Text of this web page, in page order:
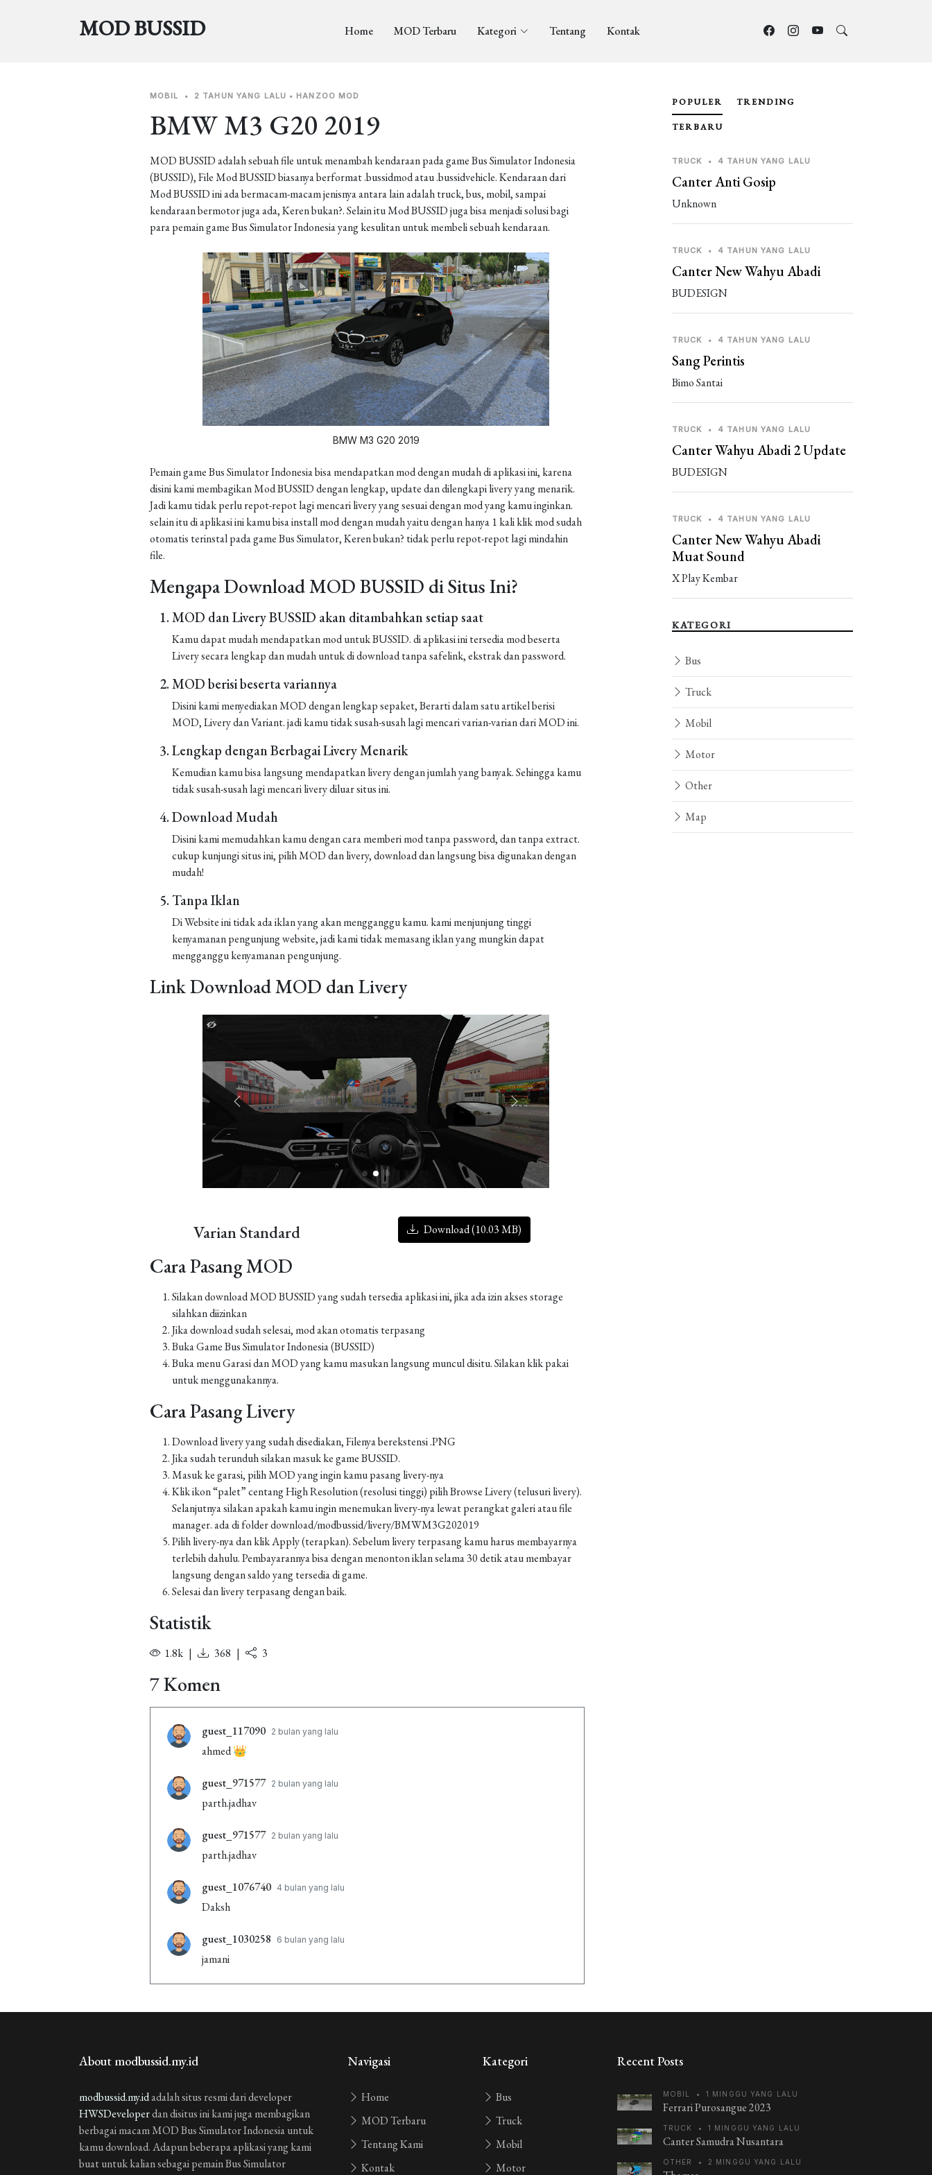
MOD BUSSID Home MOD Terbaru Kategori Tentang Kontak
MOBIL • 2 TAHUN YANG LALU • HANZOO MOD
BMW M3 G20 2019
MOD BUSSID adalah sebuah file untuk menambah kendaraan pada game Bus Simulator Indonesia
(BUSSID), File Mod BUSSID biasanya berformat .bussidmod atau .bussidvehicle. Kendaraan dari
Mod BUSSID ini ada bermacam-macam jenisnya antara lain adalah truck, bus, mobil, sampai
kendaraan bermotor juga ada, Keren bukan?. Selain itu Mod BUSSID juga bisa menjadi solusi bagi
para pemain game Bus Simulator Indonesia yang kesulitan untuk membeli sebuah kendaraan.
BMW M3 G20 2019
Pemain game Bus Simulator Indonesia bisa mendapatkan mod dengan mudah di aplikasi ini, karena
disini kami membagikan Mod BUSSID dengan lengkap, update dan dilengkapi livery yang menarik.
Jadi kamu tidak perlu repot-repot lagi mencari livery yang sesuai dengan mod yang kamu inginkan.
selain itu di aplikasi ini kamu bisa install mod dengan mudah yaitu dengan hanya 1 kali klik mod sudah
otomatis terinstal pada game Bus Simulator, Keren bukan? tidak perlu repot-repot lagi mindahin
file.
Mengapa Download MOD BUSSID di Situs Ini?
MOD dan Livery BUSSID akan ditambahkan setiap saat
Kamu dapat mudah mendapatkan mod untuk BUSSID. di aplikasi ini tersedia mod beserta
Livery secara lengkap dan mudah untuk di download tanpa safelink, ekstrak dan password.
MOD berisi beserta variannya
Disini kami menyediakan MOD dengan lengkap sepaket, Berarti dalam satu artikel berisi
MOD, Livery dan Variant. jadi kamu tidak susah-susah lagi mencari varian-varian dari MOD ini.
Lengkap dengan Berbagai Livery Menarik
Kemudian kamu bisa langsung mendapatkan livery dengan jumlah yang banyak. Sehingga kamu
tidak susah-susah lagi mencari livery diluar situs ini.
Download Mudah
Disini kami memudahkan kamu dengan cara memberi mod tanpa password, dan tanpa extract.
cukup kunjungi situs ini, pilih MOD dan livery, download dan langsung bisa digunakan dengan
mudah!
Tanpa Iklan
Di Website ini tidak ada iklan yang akan mengganggu kamu. kami menjunjung tinggi
kenyamanan pengunjung website, jadi kami tidak memasang iklan yang mungkin dapat
mengganggu kenyamanan pengunjung.
Link Download MOD dan Livery
Varian Standard Download (10.03 MB)
Cara Pasang MOD
Silakan download MOD BUSSID yang sudah tersedia aplikasi ini, jika ada izin akses storage
silahkan diizinkan
Jika download sudah selesai, mod akan otomatis terpasang
Buka Game Bus Simulator Indonesia (BUSSID)
Buka menu Garasi dan MOD yang kamu masukan langsung muncul disitu. Silakan klik pakai
untuk menggunakannya.
Cara Pasang Livery
Download livery yang sudah disediakan, Filenya berekstensi .PNG
Jika sudah terunduh silakan masuk ke game BUSSID.
Masuk ke garasi, pilih MOD yang ingin kamu pasang livery-nya
Klik ikon “palet” centang High Resolution (resolusi tinggi) pilih Browse Livery (telusuri livery).
Selanjutnya silakan apakah kamu ingin menemukan livery-nya lewat perangkat galeri atau file
manager. ada di folder download/modbussid/livery/BMWM3G202019
Pilih livery-nya dan klik Apply (terapkan). Sebelum livery terpasang kamu harus membayarnya
terlebih dahulu. Pembayarannya bisa dengan menonton iklan selama 30 detik atau membayar
langsung dengan saldo yang tersedia di game.
Selesai dan livery terpasang dengan baik.
Statistik
1.8k | 368 | 3
7 Komen
guest_117090 2 bulan yang lalu
ahmed 👑
guest_971577 2 bulan yang lalu
parth.jadhav
guest_971577 2 bulan yang lalu
parth.jadhav
guest_1076740 4 bulan yang lalu
Daksh
guest_1030258 6 bulan yang lalu
jamani
jamani
POPULER TRENDING
TERBARU
TRUCK • 4 TAHUN YANG LALU
Canter Anti Gosip
Unknown
TRUCK • 4 TAHUN YANG LALU
Canter New Wahyu Abadi
BUDESIGN
TRUCK • 4 TAHUN YANG LALU
Sang Perintis
Bimo Santai
TRUCK • 4 TAHUN YANG LALU
Canter Wahyu Abadi 2 Update
BUDESIGN
TRUCK • 4 TAHUN YANG LALU
Canter New Wahyu Abadi
Muat Sound
X Play Kembar
KATEGORI
Bus
Truck
Mobil
Motor
Other
Map
About modbussid.my.id
modbussid.my.idadalah situs resmi dari developer
HWSDeveloperdan disitus ini kami juga membagikan
berbagai macam MOD Bus Simulator Indonesia untuk
kamu download. Adapun beberapa aplikasi yang kami
buat untuk kalian sebagai pemain Bus Simulator
Navigasi
Home
MOD Terbaru
Tentang Kami
Kontak
Kategori
Bus
Truck
Mobil
Motor
Recent Posts
MOBIL • 1 MINGGU YANG LALU
Ferrari Purosangue 2023
TRUCK • 1 MINGGU YANG LALU
Canter Samudra Nusantara
OTHER • 2 MINGGU YANG LALU